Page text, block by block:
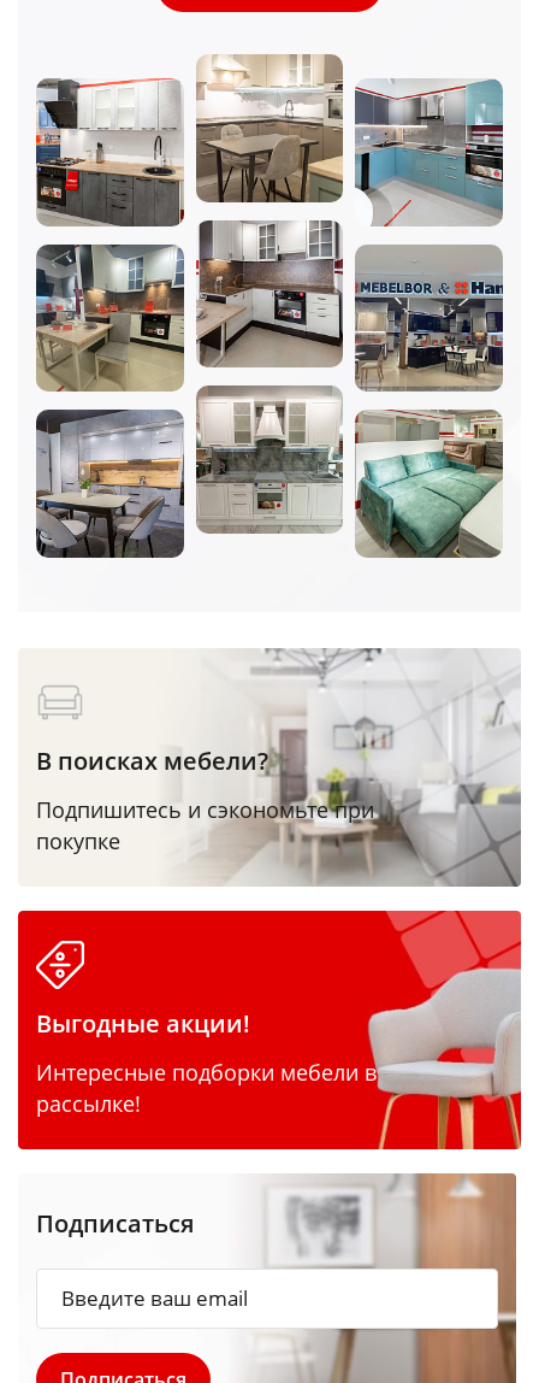
В поисках мебели?
Подпишитесь и сэкономьте при
покупке
Выгодные акции!
Интересные подборки мебели в
рассылке!
Подписаться